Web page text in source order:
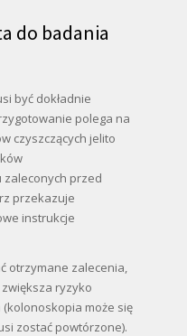
do badania
być dokładnie
polega na
czyszczących jelito
zaleconych przed
przekazuje
instrukcje
otrzymane zalecenia,
ryzyko
może się
zostać powtórzone).